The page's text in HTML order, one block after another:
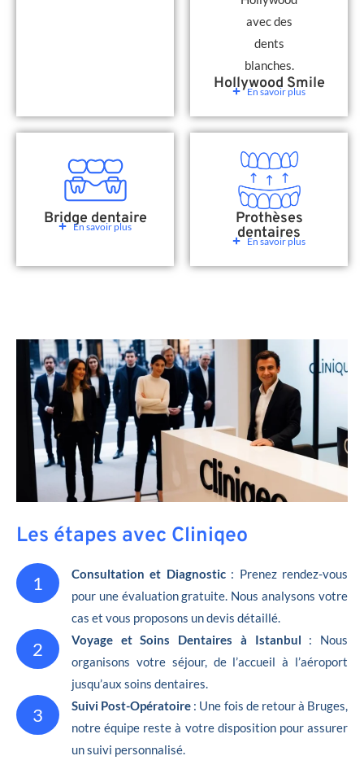
Hollywood Smile
En savoir plus
Bridge dentaire
En savoir plus Prothèses
dentaires
En savoir plus
Les étapes avec Cliniqeo
1 Consultation et Diagnostic: Prenez rendez-vous
pour une évaluation gratuite. Nous analysons votre
cas et vous proposons un devis détaillé.
2 Voyage et Soins Dentaires à Istanbul : Nous
organisons votre séjour, de l’accueil à l’aéroport
jusqu’aux soins dentaires.
3 Suivi Post-Opératoire : Une fois de retour à Bruges,
notre équipe reste à votre disposition pour assurer
un suivi personnalisé.